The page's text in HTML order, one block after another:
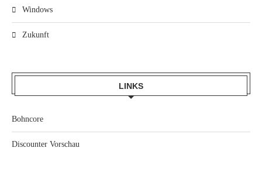
Windows
Zukunft
LINKS
Bohncore
Discounter Vorschau